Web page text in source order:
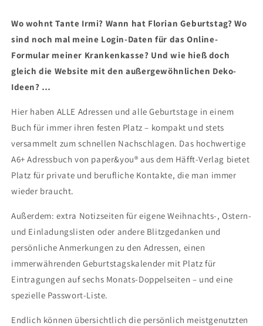
Wo wohnt Tante Irmi? Wann hat Florian Geburtstag? Wo
sind noch mal meine Login-Daten für das Online-
Formular meiner Krankenkasse? Und wie hieß doch
gleich die Website mit den außergewöhnlichen Deko-
Ideen? …
Hier haben ALLE Adressen und alle Geburtstage in einem
Buch für immer ihren festen Platz – kompakt und stets
versammelt zum schnellen Nachschlagen. Das hochwertige
A6+ Adressbuch von paper&you® aus dem Häfft-Verlag bietet
Platz für private und berufliche Kontakte, die man immer
wieder braucht.
Außerdem: extra Notizseiten für eigene Weihnachts-, Ostern-
und Einladungslisten oder andere Blitzgedanken und
persönliche Anmerkungen zu den Adressen, einen
immerwährenden Geburtstagskalender mit Platz für
Eintragungen auf sechs Monats-Doppelseiten – und eine
spezielle Passwort-Liste.
Endlich können übersichtlich die persönlich meistgenutzten